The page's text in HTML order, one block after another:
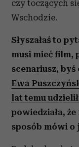
czy toczących
Wschodzie.
Słyszałaś to
musi mieć film,
scenariusz,
Ewa
lat temu
powiedziała,
sposób mówi o